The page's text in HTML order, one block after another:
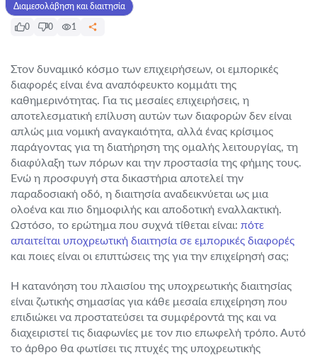
Διαμεσολάβηση και διαιτησία
0
0 1
Στον δυναμικό κόσμο των επιχειρήσεων, οι εμπορικές
διαφορές είναι ένα αναπόφευκτο κομμάτι της
καθημερινότητας. Για τις μεσαίες επιχειρήσεις, η
αποτελεσματική επίλυση αυτών των διαφορών δεν είναι
απλώς μια νομική αναγκαιότητα, αλλά ένας κρίσιμος
παράγοντας για τη διατήρηση της ομαλής λειτουργίας, τη
διαφύλαξη των πόρων και την προστασία της φήμης τους.
Ενώ η προσφυγή στα δικαστήρια αποτελεί την
παραδοσιακή οδό, η διαιτησία αναδεικνύεται ως μια
ολοένα και πιο δημοφιλής και αποδοτική εναλλακτική.
Ωστόσο, το ερώτημα που συχνά τίθεται είναι: πότε
απαιτείται υποχρεωτική διαιτησία σε εμπορικές διαφορές
και ποιες είναι οι επιπτώσεις της για την επιχείρησή σας;
Η κατανόηση του πλαισίου της υποχρεωτικής διαιτησίας
είναι ζωτικής σημασίας για κάθε μεσαία επιχείρηση που
επιδιώκει να προστατεύσει τα συμφέροντά της και να
διαχειριστεί τις διαφωνίες με τον πιο επωφελή τρόπο. Αυτό
το άρθρο θα φωτίσει τις πτυχές της υποχρεωτικής